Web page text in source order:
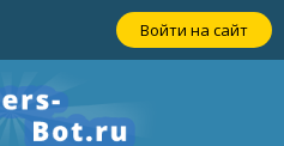
Войти на сайт